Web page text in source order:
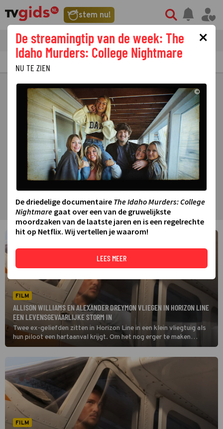
stem nu!
tvgids streaming nieuws
PRIMETIME GEMIST
FILM
ALLISON WILLIAMS EN ALEXANDER DREYMON VLIEGEN IN HORIZON LINE
EEN LEVENSGEVAARLIJKE STORM IN
Twee ex-geliefden zitten in Horizon Line in een klein vliegtuig als
hun piloot een hartaanval krijgt. Om het nog erger te maken
vliegen ze recht op een storm af.
FILM
×
De streamingtip van de week: The
Idaho Murders: College Nightmare
NU TE ZIEN
©
De driedelige documentaire The Idaho Murders: College
Nightmare gaat over een van de gruwelijkste
moordzaken van de laatste jaren en is een regelrechte
hit op Netflix. Wij vertellen je waarom!
LEES MEER